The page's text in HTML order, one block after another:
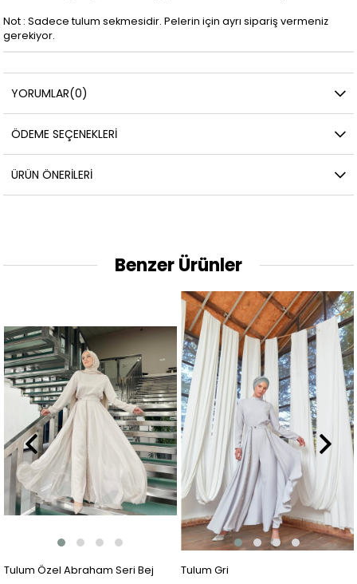
Not : Sadece tulum sekmesidir. Pelerin için ayrı sipariş vermeniz
gerekiyor.
YORUMLAR(0)
ÖDEME SEÇENEKLERI
ÜRÜN ÖNERILERI
Benzer Ürünler
Tulum Özel Abraham Seri Bej Tulum Gri